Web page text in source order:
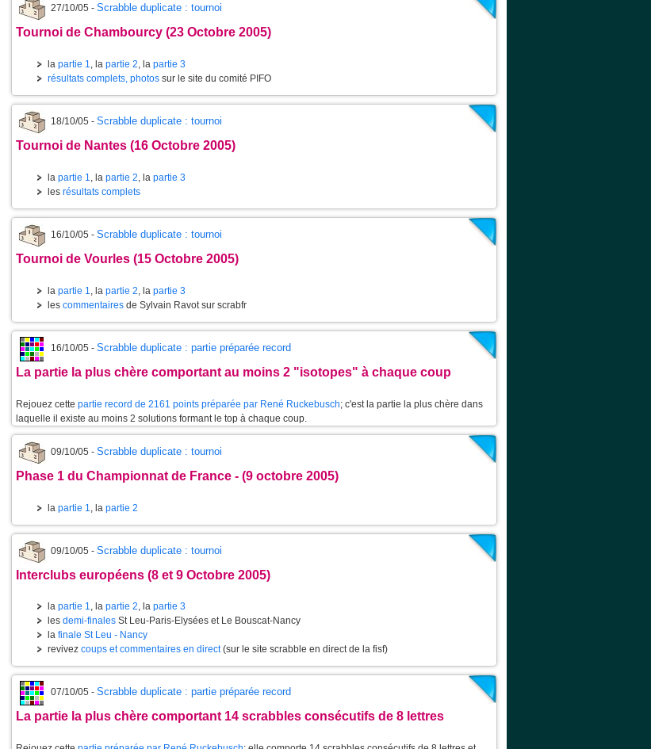
27/10/05 - Scrabble duplicate : tournoi
Tournoi de Chambourcy (23 Octobre 2005)
la partie 1, la partie 2, la partie 3
résultats complets, photos sur le site du comité PIFO
18/10/05 - Scrabble duplicate : tournoi
Tournoi de Nantes (16 Octobre 2005)
la partie 1, la partie 2, la partie 3
les résultats complets
16/10/05 - Scrabble duplicate : tournoi
Tournoi de Vourles (15 Octobre 2005)
la partie 1, la partie 2, la partie 3
les commentaires de Sylvain Ravot sur scrabfr
16/10/05 - Scrabble duplicate : partie préparée record
La partie la plus chère comportant au moins 2 "isotopes" à chaque coup
Rejouez cette partie record de 2161 points préparée par René Ruckebusch; c'est la partie la plus chère dans
laquelle il existe au moins 2 solutions formant le top à chaque coup.
09/10/05 - Scrabble duplicate : tournoi
Phase 1 du Championnat de France - (9 octobre 2005)
la partie 1 , la partie 2
09/10/05 - Scrabble duplicate : tournoi
Interclubs européens (8 et 9 Octobre 2005)
la partie 1, la partie 2, la partie 3
les demi-finales St Leu-Paris-Elysées et Le Bouscat-Nancy
la finale St Leu - Nancy
revivez coups et commentaires en direct(sur le site scrabble en direct de la fisf)
07/10/05 - Scrabble duplicate : partie préparée record
La partie la plus chère comportant 14 scrabbles consécutifs de 8 lettres